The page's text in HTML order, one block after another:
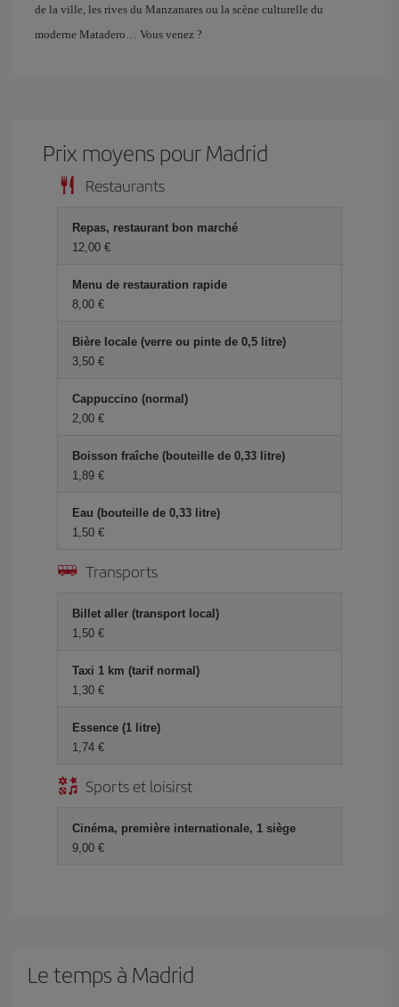
de la ville, les rives du Manzanares ou la scène culturelle du
moderne Matadero… Vous venez ?
Prix ​​moyens pour Madrid
Restaurants
Repas, restaurant bon marché
12,00 €
Menu de restauration rapide
8,00 €
Bière locale (verre ou pinte de 0,5 litre)
3,50 €
Cappuccino (normal)
2,00 €
Boisson fraîche (bouteille de 0,33 litre)
1,89 €
Eau (bouteille de 0,33 litre)
1,50 €
Transports
Billet aller (transport local)
1,50 €
Taxi 1 km (tarif normal)
1,30 €
Essence (1 litre)
1,74 €
Sports et loisirst
Cinéma, première internationale, 1 siège
9,00 €
Le temps à Madrid